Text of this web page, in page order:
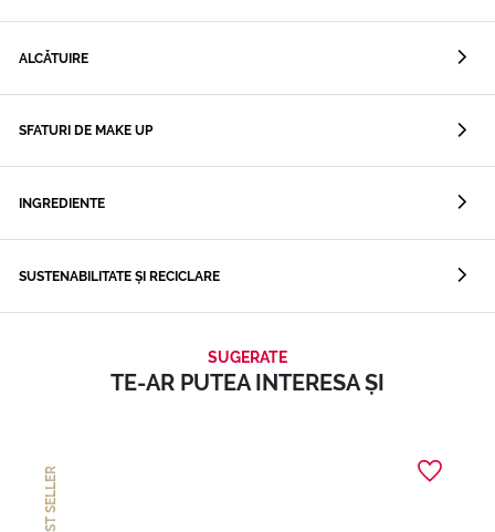
ALCĂTUIRE
SFATURI DE MAKE UP
INGREDIENTE
SUSTENABILITATE ȘI RECICLARE
SUGERATE
TE-AR PUTEA INTERESA ȘI
BEST SELLER